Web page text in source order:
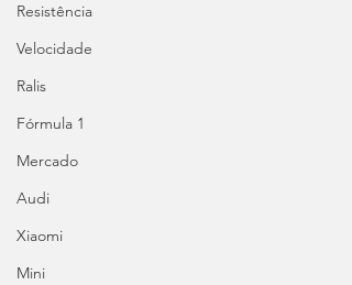
Resistência
Velocidade
Ralis
Fórmula 1
Mercado
Audi
Xiaomi
Mini